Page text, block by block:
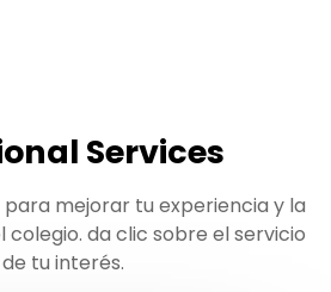
Services
mejorar tu experiencia y la
colegio. da clic sobre el servicio
de tu interés.